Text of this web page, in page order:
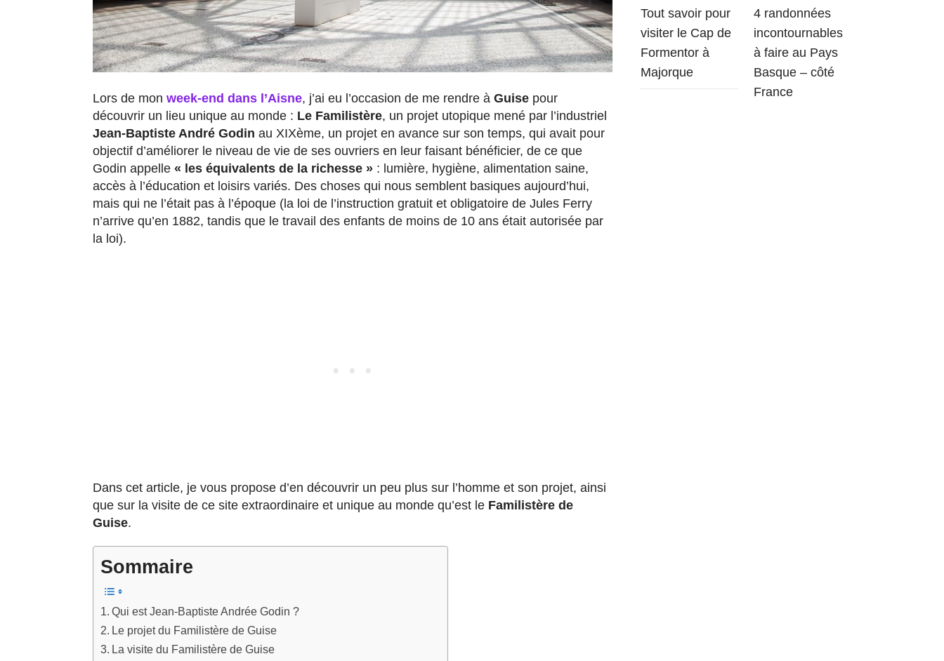
Lors de mon week-end dans l’Aisne, j’ai eu l’occasion de me rendre à Guise pour
découvrir un lieu unique au monde : Le Familistère, un projet utopique mené par l’industriel
Jean-Baptiste André Godin au XIXème, un projet en avance sur son temps, qui avait pour
objectif d’améliorer le niveau de vie de ses ouvriers en leur faisant bénéficier, de ce que
Godin appelle « les équivalents de la richesse » : lumière, hygiène, alimentation saine,
accès à l’éducation et loisirs variés. Des choses qui nous semblent basiques aujourd’hui,
mais qui ne l’était pas à l’époque (la loi de l’instruction gratuit et obligatoire de Jules Ferry
n’arrive qu’en 1882, tandis que le travail des enfants de moins de 10 ans était autorisée par
la loi).
Dans cet article, je vous propose d’en découvrir un peu plus sur l’homme et son projet, ainsi
que sur la visite de ce site extraordinaire et unique au monde qu’est le Familistère de
Guise.
Sommaire
Qui est Jean-Baptiste Andrée Godin ?
Le projet du Familistère de Guise
La visite du Familistère de Guise
Tout savoir pour
visiter le Cap de
Formentor à
Majorque
4 randonnées
incontournables
à faire au Pays
Basque – côté
France